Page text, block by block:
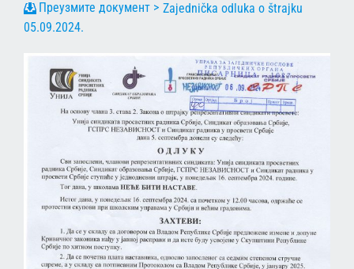
Zajednička odluka o štrajku
05.09.2024.